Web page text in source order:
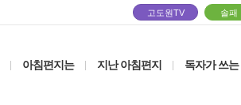
고도원TV 솔패
아침편지는 지난 아침편지 독자가 쓰는